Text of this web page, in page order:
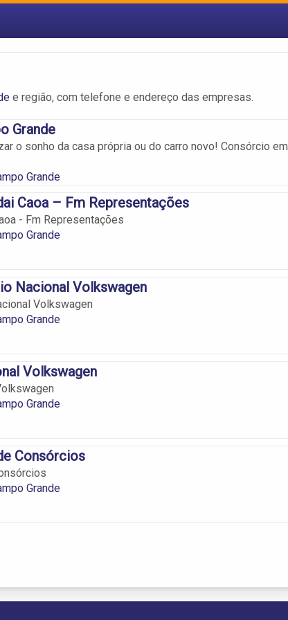
e região, com telefone e endereço das empresas.
Grande
o sonho da casa própria ou do carro novo! Consórcio em
Grande
Caoa – Fm Representações
- Fm Representações
Grande
Nacional Volkswagen
Volkswagen
Grande
Volkswagen
Grande
Consórcios
Grande